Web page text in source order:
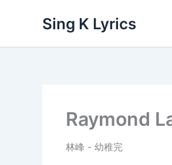
Sing K Lyrics
Raymond
林峰 - 幼稚完